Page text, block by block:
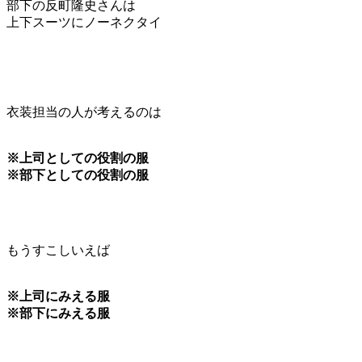
部下の反町隆史さんは
上下スーツにノーネクタイ
衣装担当の人が考えるのは
※上司としての役割の服
※部下としての役割の服
もうすこしいえば
※上司にみえる服
※部下にみえる服